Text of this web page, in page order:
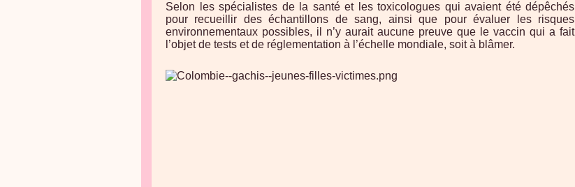
Selon les spécialistes de la santé et les toxicologues qui avaient été dépêchés
pour recueillir des échantillons de sang, ainsi que pour évaluer les risques
environnementaux possibles, il n’y aurait aucune preuve que le vaccin qui a fait
l’objet de tests et de réglementation à l’échelle mondiale, soit à blâmer.